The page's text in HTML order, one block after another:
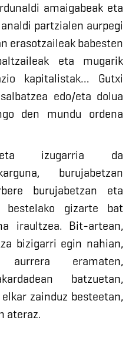
amaigabeak eta
partzialen aurpegi
erasotzaileak babesten
eta mugarik
kapitalistak… Gutxi
edo/eta dolua
den mundu ordena
izugarria da
burujabetzan
burujabetzan eta
bestelako gizarte bat
iraultzea. Bit-artean,
bizigarri egin nahian,
aurrera eramaten,
batzuetan,
zainduz besteetan,
ateraz.